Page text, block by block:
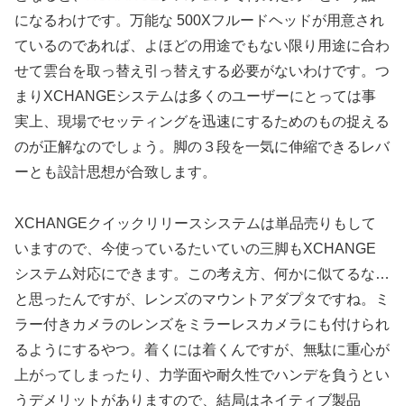
になるわけです。万能な 500Xフルードヘッドが用意され
ているのであれば、よほどの用途でもない限り用途に合わ
せて雲台を取っ替え引っ替えする必要がないわけです。つ
まりXCHANGEシステムは多くのユーザーにとっては事
実上、現場でセッティングを迅速にするためのもの捉える
のが正解なのでしょう。脚の３段を一気に伸縮できるレバ
ーとも設計思想が合致します。
XCHANGEクイックリリースシステムは単品売りもして
いますので、今使っているたいていの三脚もXCHANGE
システム対応にできます。この考え方、何かに似てるな…
と思ったんですが、レンズのマウントアダプタですね。ミ
ラー付きカメラのレンズをミラーレスカメラにも付けられ
るようにするやつ。着くには着くんですが、無駄に重心が
上がってしまったり、力学面や耐久性でハンデを負うとい
うデメリットがありますので、結局はネイティブ製品